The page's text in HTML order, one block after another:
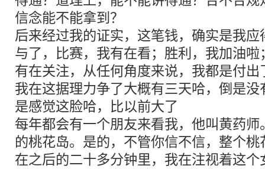
信念能不能拿到？
后来经过我的证实，这笔钱，确实是我
与了，比赛，我有在看；胜利，我加油
有在关注，从任何角度来说，我都是付
我在这据理力争了大概有三天哈，倒是
是感觉这脸哈，比以前大了
每年都会有一个朋友来看我，他叫黄药
的桃花岛。是的，不管你信不信，整个
在之后的二十多分钟里，我在注视着这